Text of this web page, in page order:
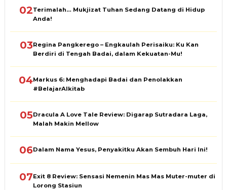
02Terimalah… Mukjizat Tuhan Sedang Datang di Hidup
Anda!
03Regina Pangkerego – Engkaulah Perisaiku: Ku Kan
Berdiri di Tengah Badai, dalam Kekuatan-Mu!
04Markus 6: Menghadapi Badai dan Penolakkan
#BelajarAlkitab
05Dracula A Love Tale Review: Digarap Sutradara Laga,
Malah Makin Mellow
06Dalam Nama Yesus, Penyakitku Akan Sembuh Hari Ini!
07Exit 8 Review: Sensasi Nemenin Mas Mas Muter-muter di
Lorong Stasiun